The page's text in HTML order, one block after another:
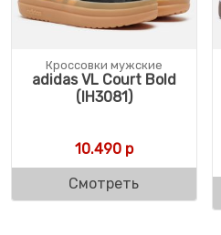
Кроссовки мужские
adidas VL Court Bold
(IH3081)
10.490р
Смотреть